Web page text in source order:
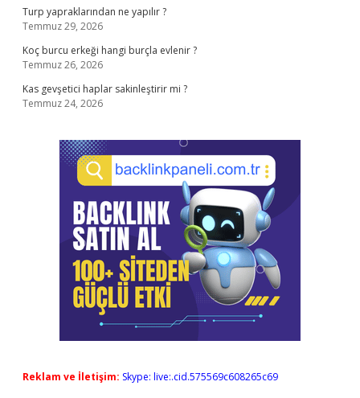
Turp yapraklarından ne yapılır ?
Temmuz 29, 2026
Koç burcu erkeği hangi burçla evlenir ?
Temmuz 26, 2026
Kas gevşetici haplar sakinleştirir mi ?
Temmuz 24, 2026
Reklam ve İletişim: Skype: live:.cid.575569c608265c69